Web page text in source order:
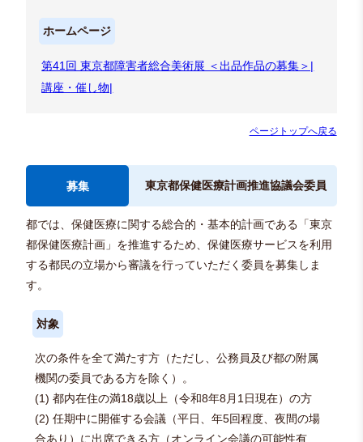
ホームページ
第41回 東京都障害者総合美術展 ＜出品作品の募集＞|
講座・催し物|
ページトップへ戻る
募集 東京都保健医療計画推進協議会委員
都では、保健医療に関する総合的・基本的計画である「東京
都保健医療計画」を推進するため、保健医療サービスを利用
する都民の立場から審議を行っていただく委員を募集しま
す。
対象
次の条件を全て満たす方（ただし、公務員及び都の附属
機関の委員である方を除く）。
(1) 都内在住の満18歳以上（令和8年8月1日現在）の方
(2) 任期中に開催する会議（平日、年5回程度、夜間の場
合あり）に出席できる方（オンライン会議の可能性有